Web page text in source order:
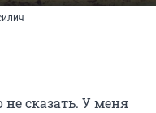
не сказать. У меня